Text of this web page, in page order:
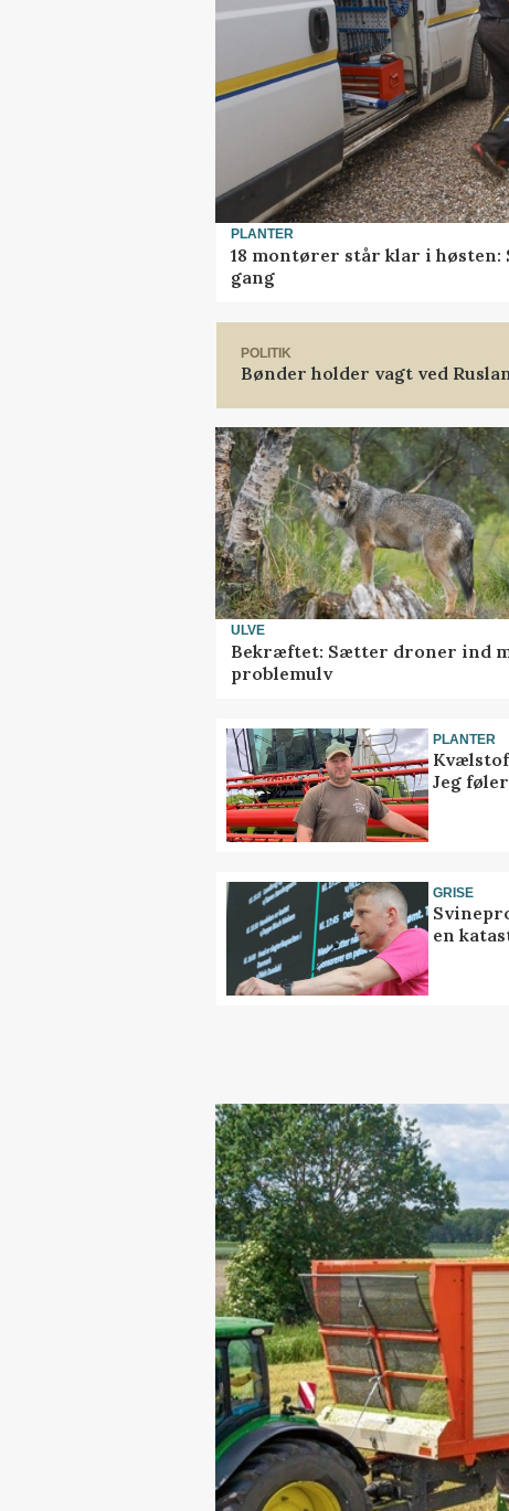
PLANTER
18 montører står klar i høsten:
gang
POLITIK
Bønder holder vagt ved
ULVE
Bekræftet: Sætter droner ind
problemulv
PLANTER
Jeg
GRISE
en